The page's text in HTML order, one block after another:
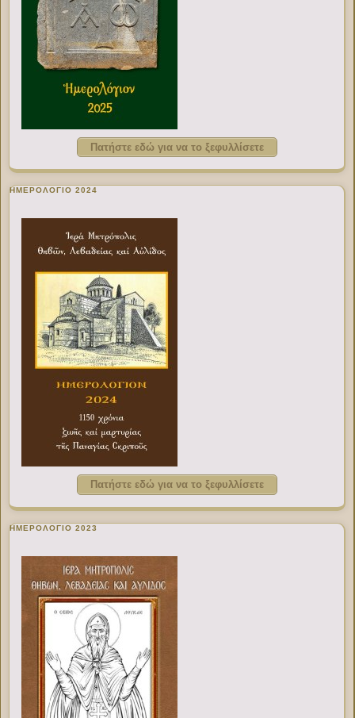
Πατήστε εδώ για να το ξεφυλλίσετε
ΗΜΕΡΟΛΟΓΙΟ 2024
Πατήστε εδώ για να το ξεφυλλίσετε
ΗΜΕΡΟΛΟΓΙΟ 2023